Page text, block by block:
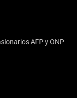
AFP y ONP